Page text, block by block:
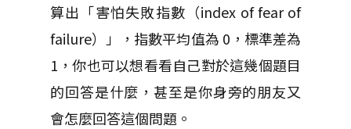
算出「害怕失敗指數（index of fear of
failure）」，指數平均值為 0，標準差為
1，你也可以想看看自己對於這幾個題目
的回答是什麼，甚至是你身旁的朋友又
會怎麼回答這個問題。